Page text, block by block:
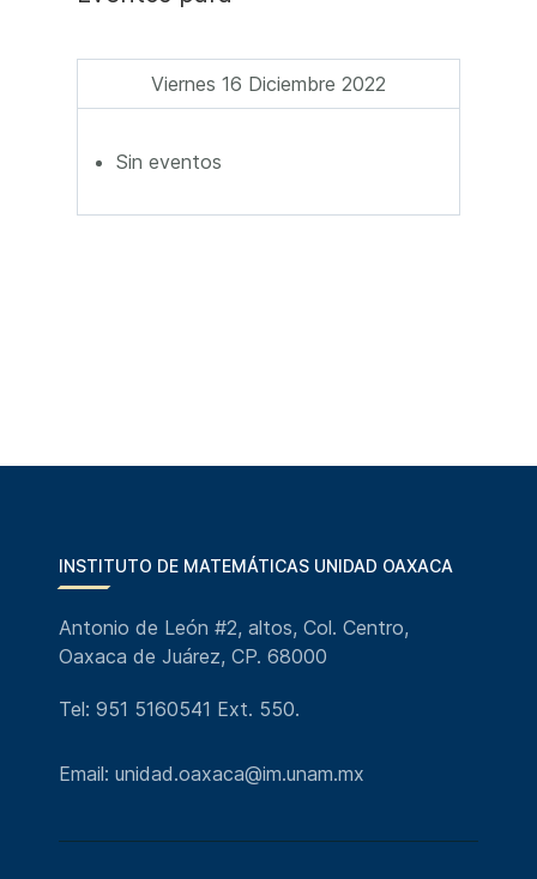
Viernes 16 Diciembre 2022
Sin eventos
INSTITUTO DE MATEMÁTICAS UNIDAD OAXACA
Antonio de León #2, altos, Col. Centro,
Oaxaca de Juárez, CP. 68000
Tel: 951 5160541 Ext. 550.
Email: unidad.oaxaca@im.unam.mx